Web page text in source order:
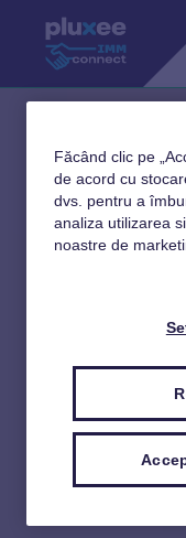
Făcând clic pe
de acord cu
dvs. pentru a
analiza utilizarea
noastre de